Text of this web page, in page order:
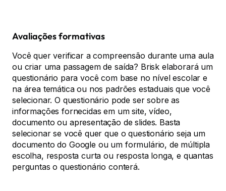
Avaliações formativas
Você quer verificar a compreensão durante uma aula
ou criar uma passagem de saída? Brisk elaborará um
questionário para você com base no nível escolar e
na área temática ou nos padrões estaduais que você
selecionar. O questionário pode ser sobre as
informações fornecidas em um site, vídeo,
documento ou apresentação de slides. Basta
selecionar se você quer que o questionário seja um
documento do Google ou um formulário, de múltipla
escolha, resposta curta ou resposta longa, e quantas
perguntas o questionário conterá.